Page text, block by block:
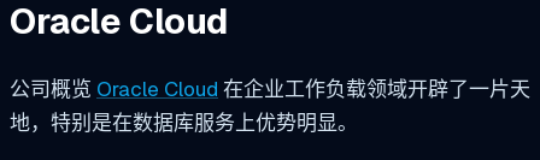
Oracle Cloud
公司概览 Oracle Cloud 在企业工作负载领域开辟了一片天
地，特别是在数据库服务上优势明显。